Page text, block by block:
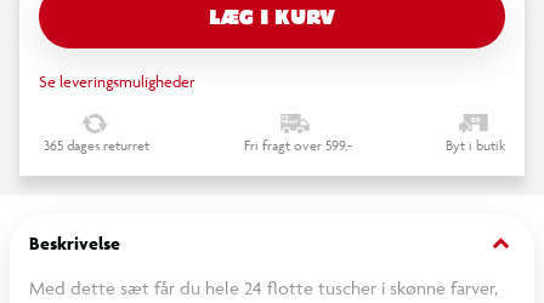
LÆG I KURV
Se leveringsmuligheder
365 dages returret Fri fragt over 599,- Byt i butik
Beskrivelse keyboard_arrow_down
Med dette sæt får du hele 24 flotte tuscher i skønne farver,